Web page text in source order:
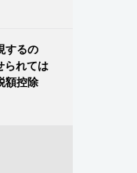
するの
られては
額控除